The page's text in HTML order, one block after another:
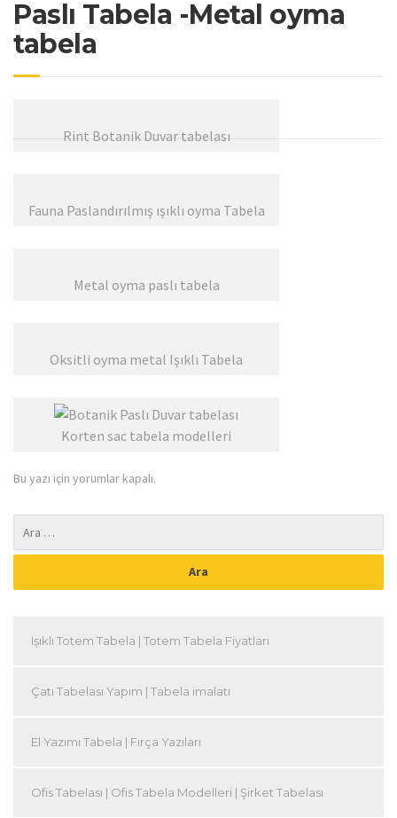
Paslı Tabela -Metal oyma
tabela
Rint Botanik Duvar tabelası
Fauna Paslandırılmış ışıklı oyma Tabela
Metal oyma paslı tabela
Oksitli oyma metal Işıklı Tabela
Korten sac tabela modelleri
Bu yazı için yorumlar kapalı.
Işıklı Totem Tabela | Totem Tabela Fiyatları
Çatı Tabelası Yapım | Tabela imalatı
El Yazımı Tabela | Fırça Yazıları
Ofis Tabelası | Ofis Tabela Modelleri | Şirket Tabelası